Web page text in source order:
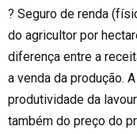
? Seguro de renda
do agricultor por
diferença entre a
a venda da produção.
produtividade da
também do preço do